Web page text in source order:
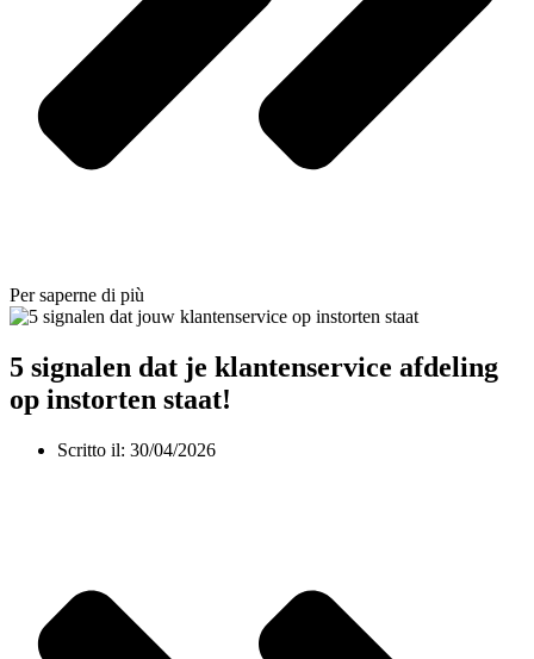
Per saperne di più
5 signalen dat je klantenservice afdeling
op instorten staat!
Scritto il: 30/04/2026